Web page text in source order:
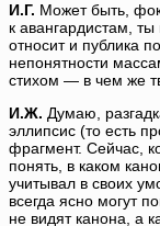
И.Г. Может быть,
к авангардистам,
относит и публика
непонятности
стихом — в чем же
И.Ж. Думаю,
эллипсис (то есть
фрагмент. Сейчас,
понять, в каком
учитывал в своих
всегда ясно могут
не видят канона, а